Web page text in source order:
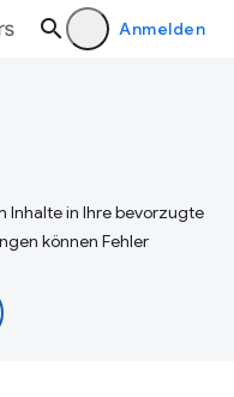
Anmelden
Inhalte in Ihre bevorzugte
können Fehler